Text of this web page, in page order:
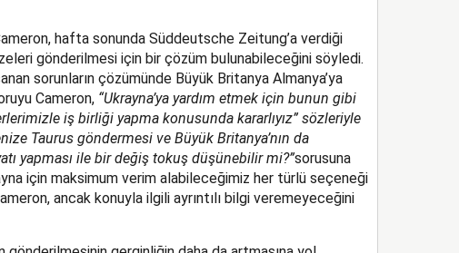
hafta sonunda Süddeutsche Zeitung’a verdiği
gönderilmesi için bir çözüm bulunabileceğini söyledi.
sorunların çözümünde Büyük Britanya Almanya’ya
Cameron, “Ukrayna’ya yardım etmek için bunun gibi
iş birliği yapma konusunda kararlıyız” sözleriyle
Taurus göndermesi ve Büyük Britanya’nın da
yapması ile bir değiş tokuş düşünebilir mi?”sorusuna
için maksimum verim alabileceğimiz her türlü seçeneği
ancak konuyla ilgili ayrıntılı bilgi veremeyeceğini